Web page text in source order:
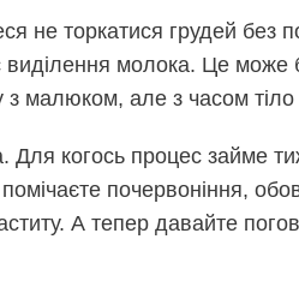
не торкатися грудей без
молока. Це може
з малюком, але з часом тіло
Для когось процес займе
почервоніння,
А тепер давайте